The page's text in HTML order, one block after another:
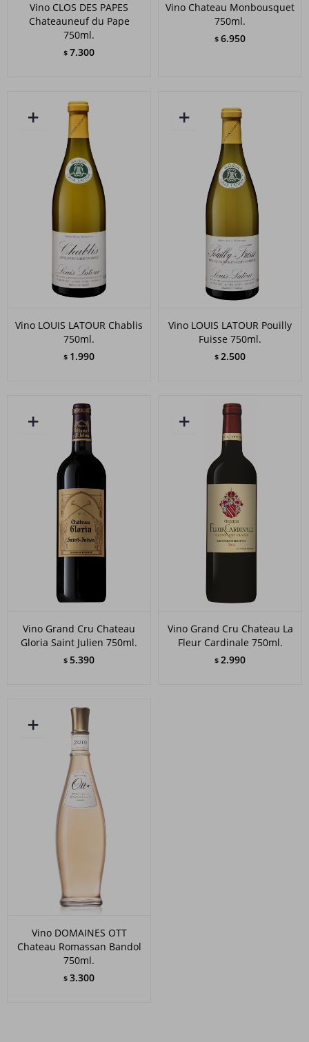
Vino CLOS DES PAPES
Chateauneuf du Pape
750ml.
$ 7.300
Vino Chateau Monbousquet
750ml.
$ 6.950
Vino LOUIS LATOUR Chablis
750ml.
$ 1.990
Vino LOUIS LATOUR Pouilly
Fuisse 750ml.
$ 2.500
Vino Grand Cru Chateau
Gloria Saint Julien 750ml.
$ 5.390
Vino Grand Cru Chateau La
Fleur Cardinale 750ml.
$ 2.990
Vino DOMAINES OTT
Chateau Romassan Bandol
750ml.
$ 3.300